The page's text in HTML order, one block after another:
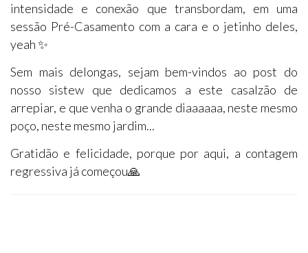
intensidade e conexão que transbordam, em uma
sessão Pré-Casamento com a cara e o jetinho deles,
yeah ✨
Sem mais delongas, sejam bem-vindos ao post do
nosso sistew que dedicamos a este casalzão de
arrepiar, e que venha o grande diaaaaaa, neste mesmo
poço, neste mesmo jardim...
Gratidão e felicidade, porque por aqui, a contagem
regressiva já começou🙏